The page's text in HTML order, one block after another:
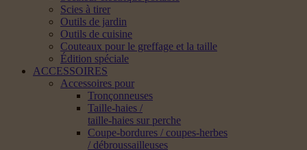
Scies à tirer
Outils de jardin
Outils de cuisine
Couteaux pour le greffage et la taille
Édition spéciale
ACCESSOIRES
Accessoires pour
Tronçonneuses
Taille-haies /
taille-haies sur perche
Coupe-bordures / coupes-herbes
/ débroussailleuses